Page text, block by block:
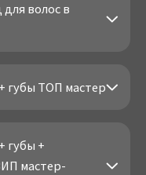
волос в
губы ТОП мастер
губы +
мастер-